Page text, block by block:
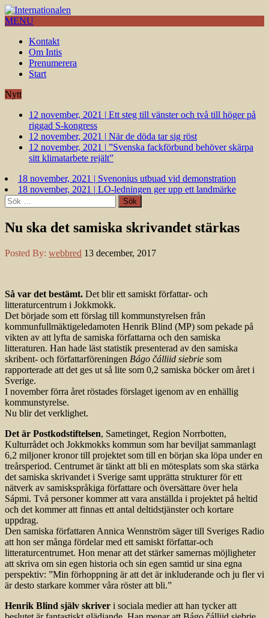
MENU
Kontakt
Om Intis
Prenumerera
Start
Nytt
12 november, 2021 | Ett steg till vänster och två till höger på
riggad S-kongress
12 november, 2021 | När de döda tar sig röst
12 november, 2021 | ”Svenska fackförbund behöver skärpa
sitt klimatarbete rejält”
18 november, 2021 | Svenonius utbuad vid demonstration
18 november, 2021 | LO-ledningen ger upp ett landmärke
Sök
efter:
Nu ska det samiska skrivandet stärkas
Posted By: webbred 13 december, 2017
Så var det bestämt. Det blir ett samiskt författar- och
litteraturcentrum i Jokkmokk.
Det började som ett förslag till kommunstyrelsen från
kommunfullmäktigeledamoten Henrik Blind (MP) som pekade på
vikten av att lyfta de samiska författarna och den samiska
litteraturen. Han hade läst statistik presenterad av den samiska
skribent- och författarföreningen Bágo čálliid siebrie som
rapporterade att det ges ut så lite som 0,2 samiska böcker om året i
Sverige.
I november förra året röstades förslaget igenom av en enhällig
kommunstyrelse.
Nu blir det verklighet.
Det är Postkodstiftelsen, Sametinget, Region Norrbotten,
Kulturrådet och Jokkmokks kommun som har beviljat sammanlagt
6,2 miljoner kronor till projektet som till en början ska löpa under en
treårsperiod. Centrumet är tänkt att bli en mötesplats som ska stärka
det samiska skrivandet i Sverige samt upprätta strukturer för ett
nätverk av samiskspråkiga författare och översättare över hela
Sápmi. Två personer kommer att vara anställda i projektet på heltid
och det kommer att finnas ett antal deltidstjänster och kortare
uppdrag.
Den samiska författaren Annica Wennström säger till Sveriges Radio
att hon ser många fördelar med ett samiskt författar-och
litteraturcentrumet. Hon menar att det stärker samernas möjligheter
att skriva om sin egen historia och sin egen samtid ur sina egna
perspektiv: ”Min förhoppning är att det är inkluderande och ju fler vi
är desto starkare kommer våra röster att bli.”
Henrik Blind själv skriver i sociala medier att han tycker att